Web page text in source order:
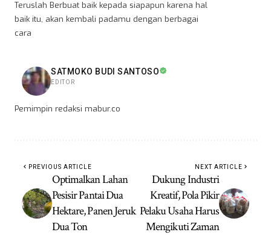
Teruslah Berbuat baik kepada siapapun karena hal
baik itu, akan kembali padamu dengan berbagai
cara
SATMOKO BUDI SANTOSO
EDITOR
Pemimpin redaksi mabur.co
PREVIOUS ARTICLE
Optimalkan Lahan
Pesisir Pantai Dua
Hektare, Panen Jeruk
Dua Ton
NEXT ARTICLE
Dukung Industri
Kreatif, Pola Pikir
Pelaku Usaha Harus
Mengikuti Zaman